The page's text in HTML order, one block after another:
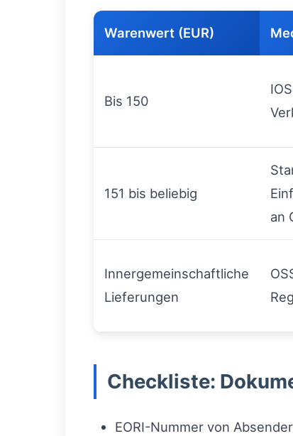
Warenwert (EUR)
Bis 150
151 bis beliebig
an
Innergemeinschaftliche
Lieferungen
Checkliste:
EORI-Nummer von